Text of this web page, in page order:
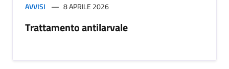
AVVISI 8 APRILE 2026
Trattamento antilarvale